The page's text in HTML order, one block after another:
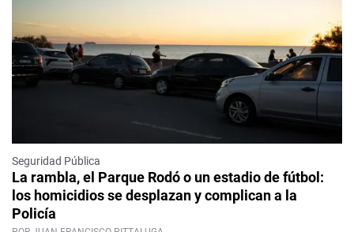
Seguridad Pública
La rambla, el Parque Rodó o un estadio de fútbol:
los homicidios se desplazan y complican a la
Policía